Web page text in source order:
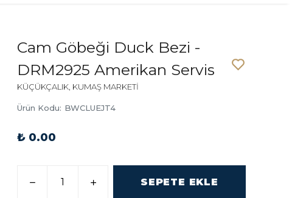
Cam Göbeği Duck Bezi -
DRM2925 Amerikan Servis
KÜÇÜKÇALIK, KUMAŞ MARKETİ
Ürün Kodu: BWCLUEJT4
₺ 0.00
SEPETE EKLE